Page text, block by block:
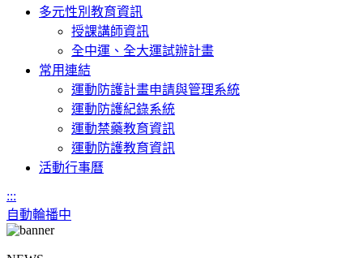
多元性別教育資訊
授課講師資訊
全中運、全大運試辦計畫
常用連結
運動防護計畫申請與管理系統
運動防護紀錄系統
運動禁藥教育資訊
運動防護教育資訊
活動行事曆
:::
自動輪播中